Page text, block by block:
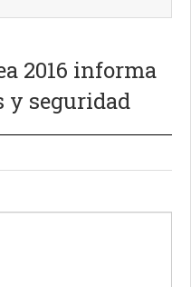
2016 informa
y seguridad